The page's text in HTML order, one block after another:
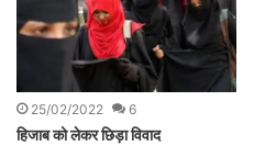
25/02/2022 6
हिजाब को लेकर छिड़ा विवाद